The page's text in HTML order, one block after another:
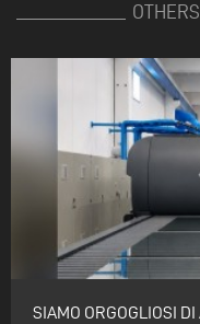
SIAMO ORGOGLIOSI DI